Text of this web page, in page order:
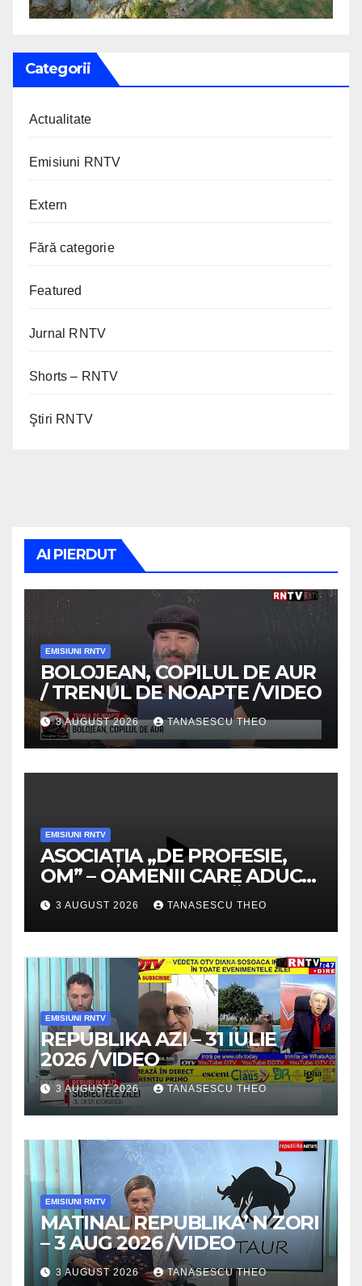
Categorii
Actualitate
Emisiuni RNTV
Extern
Fără categorie
Featured
Jurnal RNTV
Shorts – RNTV
Ştiri RNTV
AI PIERDUT
EMISIUNI RNTV
BOLOJEAN, COPILUL DE AUR
/ TRENUL DE NOAPTE /VIDEO
3 AUGUST 2026 TANASESCU THEO
EMISIUNI RNTV
ASOCIAȚIA „DE PROFESIE,
OM” – OAMENII CARE ADUC
VALOARE COMUNITĂȚII /
SECRETELE SUCCESULUI
/VIDEO
3 AUGUST 2026 TANASESCU THEO
EMISIUNI RNTV
REPUBLIKA AZI – 31 IULIE
2026 /VIDEO
3 AUGUST 2026 TANASESCU THEO
EMISIUNI RNTV
MATINAL REPUBLIKA’ N ZORI
– 3 AUG 2026 /VIDEO
3 AUGUST 2026 TANASESCU THEO